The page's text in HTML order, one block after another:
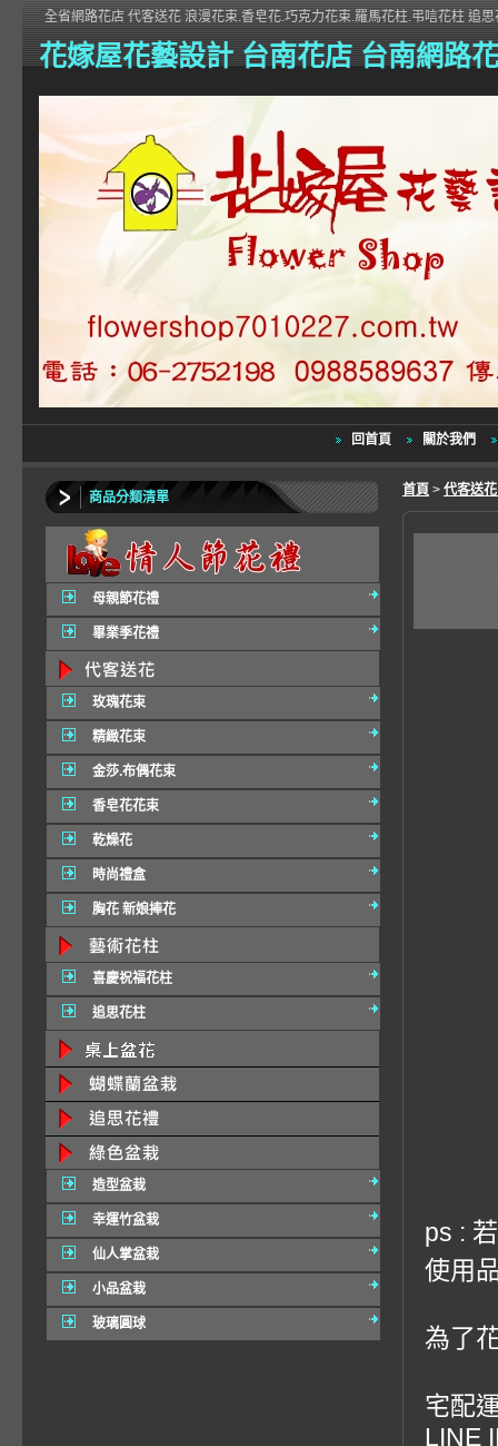
花嫁屋花藝設計 台南花店 台南網路
全省網路花店 代客送花 浪漫花束.香皂花.巧克力花束.羅馬花柱.弔唁花柱 追
回首頁 關於我們
商品分類清單
母親節花禮
畢業季花禮
玫瑰花束
精緻花束
金莎.布偶花束
香皂花花束
乾燥花
時尚禮盒
胸花 新娘捧花
喜慶祝福花柱
追思花柱
造型盆栽
幸運竹盆栽
仙人掌盆栽
小品盆栽
玻璃圓球
首頁 > 代客送
ps :
使用
為了
宅配
LINE